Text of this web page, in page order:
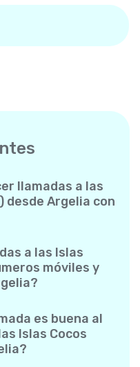
llamadas a las
desde Argelia con
(Keeling).
tarifas más
ocultos, sin
a las Islas
móviles y
a las Islas Cocos
es buena al
Islas Cocos